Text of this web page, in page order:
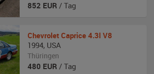
852 EUR / Tag
Chevrolet Caprice 4.3l V8
1994, USA
Thüringen
480 EUR / Tag